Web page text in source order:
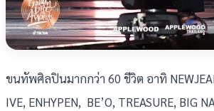
ขนทัพศิลปินมากกว่า 60 ชีวิต อาทิ
IVE, ENHYPEN, BE’O, TREASURE, BIG